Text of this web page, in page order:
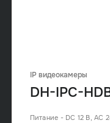
IP видеокамеры
DH-IPC-
Питание - DC 12 В, AC